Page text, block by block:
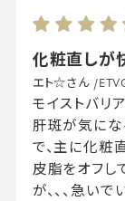
化粧直しが
エト☆さん /
モイストバリ
肝斑が気にな
で、主に化粧
皮脂をオフし
が、、、急い